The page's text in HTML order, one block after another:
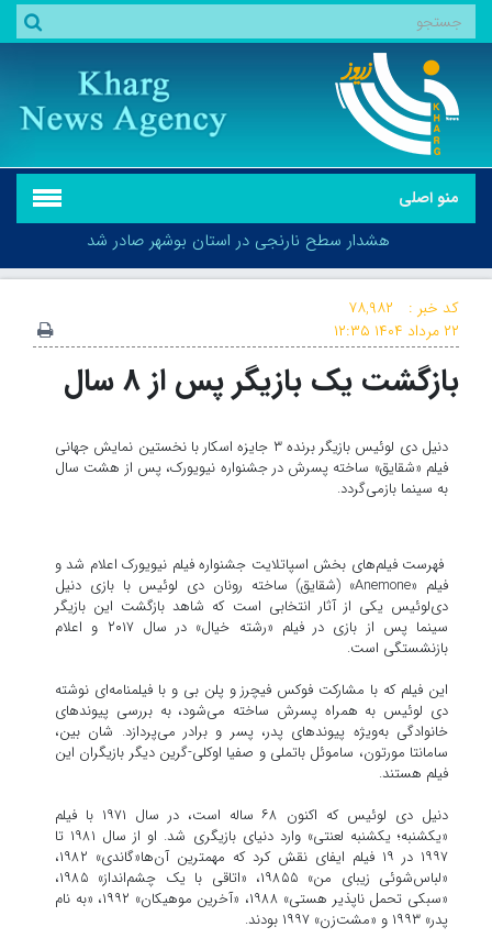
منو اصلی
هشدار سطح نارنجی در استان بوشهر صادر شد
هشدار سطح نارنجی در استان بوشهر صادر شد
کد خبر :
۷۸,۹۸۲
۲۲ مرداد ۱۴۰۴
۱۲:۳۵
بازگشت یک بازیگر پس از ۸ سال
دنیل دی لوئیس بازیگر برنده ۳ جایزه اسکار با نخستین نمایش جهانی
فیلم «شقایق» ساخته پسرش در جشنواره نیویورک، پس از هشت سال
به سینما بازمی‌گردد.
فهرست فیلم‌های بخش اسپاتلایت جشنواره فیلم نیویورک اعلام شد و
فیلم «Anemone» (شقایق) ساخته رونان دی لوئیس با بازی دنیل
دی‌لوئیس یکی از آثار انتخابی است که شاهد بازگشت این بازیگر
سینما پس از بازی در فیلم «رشته خیال» در سال ۲۰۱۷ و اعلام
بازنشستگی است.
این فیلم که با مشارکت فوکس فیچرز و پلن بی و با فیلمنامه‌ای نوشته
دی لوئیس به همراه پسرش ساخته می‌شود، به بررسی پیوندهای
خانوادگی به‌ویژه پیوندهای پدر، پسر و برادر می‌پردازد. شان بین،
سامانتا مورتون، ساموئل باتملی و صفیا اوکلی-گرین دیگر بازیگران این
فیلم هستند.
دنیل دی لوئیس که اکنون ۶۸ ساله است، در سال ۱۹۷۱ با فیلم
«یکشنبه؛ یکشنبه لعنتی» وارد دنیای بازیگری شد. او از سال ۱۹۸۱ تا
۱۹۹۷ در ۱۹ فیلم ایفای نقش کرد که مهمترین آن‌ها«گاندی» ۱۹۸۲،
«لباس‌شوئی زیبای من» ۱۹۸۵۵، «اتاقی با یک چشم‌انداز» ۱۹۸۵،
«سبکی تحمل‌ ناپذیر هستی» ۱۹۸۸، «آخرین موهیکان» ۱۹۹۲، «به نام
پدر» ۱۹۹۳ و «مشت‌زن» ۱۹۹۷ بودند.